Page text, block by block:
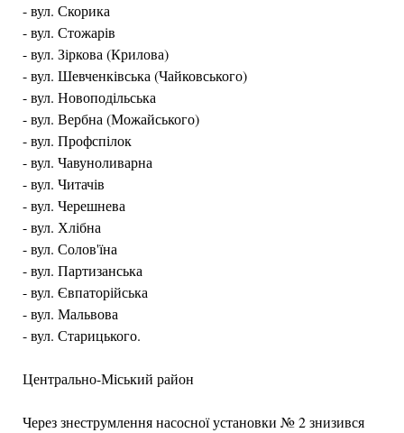
- вул. Скорика
- вул. Стожарів
- вул. Зіркова (Крилова)
- вул. Шевченківська (Чайковського)
- вул. Новоподільська
- вул. Вербна (Можайського)
- вул. Профспілок
- вул. Чавуноливарна
- вул. Читачів
- вул. Черешнева
- вул. Хлібна
- вул. Солов'їна
- вул. Партизанська
- вул. Євпаторійська
- вул. Мальвова
- вул. Старицького.
Центрально-Міський район
Через знеструмлення насосної установки № 2 знизився